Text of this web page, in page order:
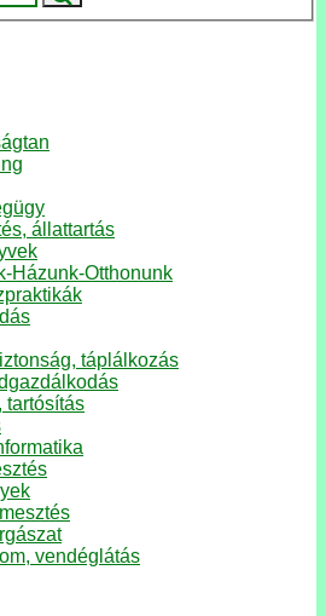
állattartás
Házunk-Otthonunk
táplálkozás
tartósítás
vendéglátás